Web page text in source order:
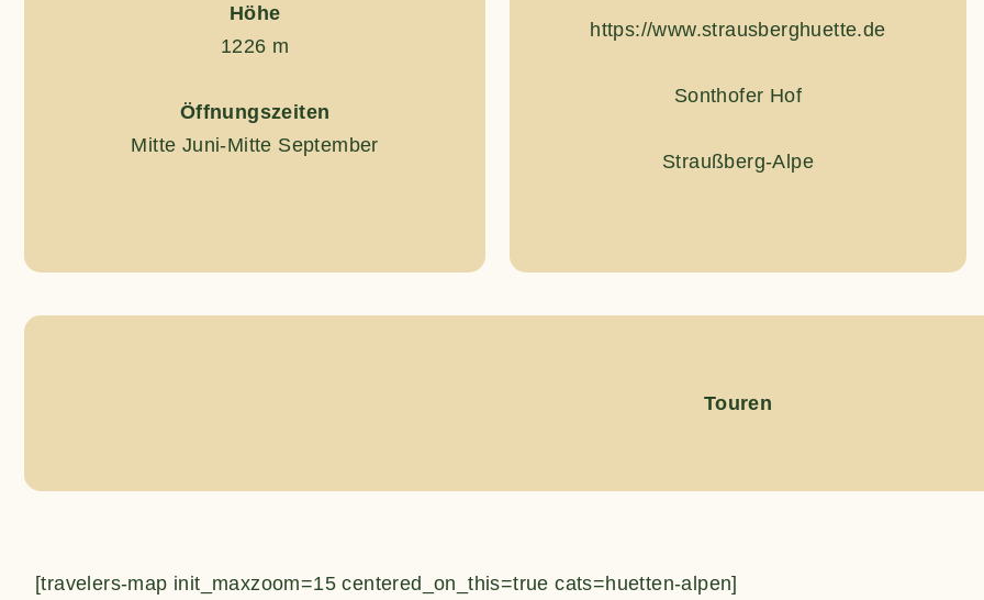
Höhe
1226 m
Öffnungszeiten
Mitte Juni-Mitte September
https://www.strausberghuette.de
Sonthofer Hof
Straußberg-Alpe
Touren
[travelers-map init_maxzoom=15 centered_on_this=true cats=huetten-alpen]